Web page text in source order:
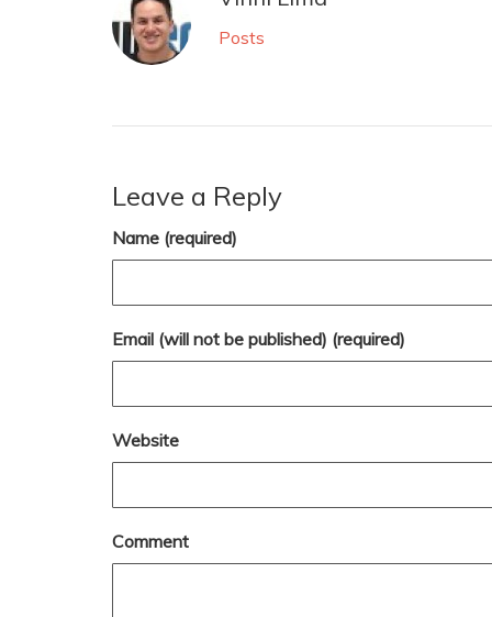
Posts
Leave a Reply
Name (required)
Email (will not be published) (required)
Website
Comment